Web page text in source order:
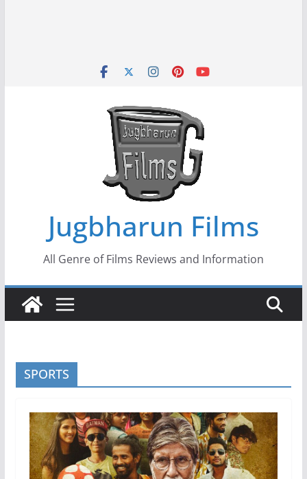
Jugbharun Films
All Genre of Films Reviews and Information
SPORTS